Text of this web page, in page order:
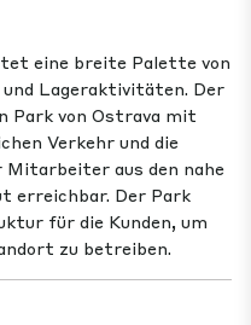
eine breite Palette von
Lageraktivitäten. Der
Park von Ostrava mit
Verkehr und die
Mitarbeiter aus den nahe
erreichbar. Der Park
für die Kunden, um
zu betreiben.